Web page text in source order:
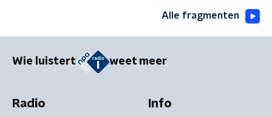
Alle fragmenten
Wie luistert weet meer
Radio Info